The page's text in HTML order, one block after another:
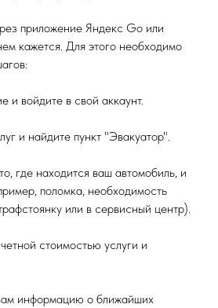
приложение Яндекс Go или
кажется. Для этого необходимо
и войдите в свой аккаунт.
и найдите пункт "Эвакуатор".
где находится ваш автомобиль, и
поломка, необходимость
или в сервисный центр).
стоимостью услуги и
информацию о ближайших